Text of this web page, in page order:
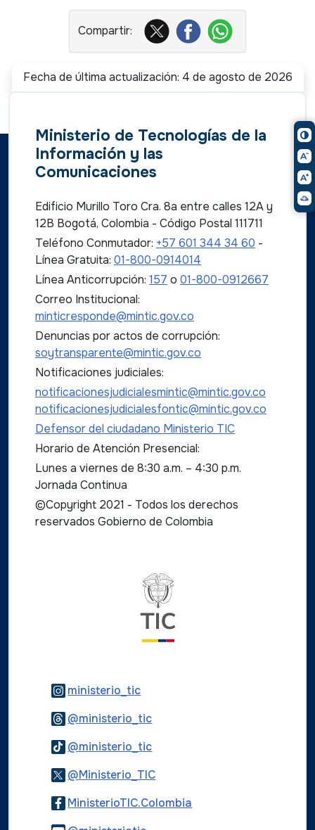
Fecha de última actualización: 4 de agosto de 2026
Ministerio de Tecnologías de la
Información y las
Comunicaciones
Edificio Murillo Toro Cra. 8a entre calles 12A y
12B Bogotá, Colombia - Código Postal 111711
Teléfono Conmutador: +57 601 344 34 60 -
Línea Gratuita: 01-800-0914014
Línea Anticorrupción: 157 o 01-800-0912667
Correo Institucional:
minticresponde@mintic.gov.co
Denuncias por actos de corrupción:
soytransparente@mintic.gov.co
Notificaciones judiciales:
notificacionesjudicialesmintic@mintic.gov.co
notificacionesjudicialesfontic@mintic.gov.co
Defensor del ciudadano Ministerio TIC
Horario de Atención Presencial:
Lunes a viernes de 8:30 a.m. – 4:30 p.m.
Jornada Continua
©Copyright 2021 - Todos los derechos
reservados Gobierno de Colombia
ministerio_ticLogo Instagram
@ministerio_ticLogo Threads
@ministerio_ticLogo Tiktok
@Ministerio_TICLogo Twitter
MinisterioTIC.Colombia